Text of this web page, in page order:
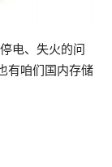
电、失火的问
有咱们国内存储